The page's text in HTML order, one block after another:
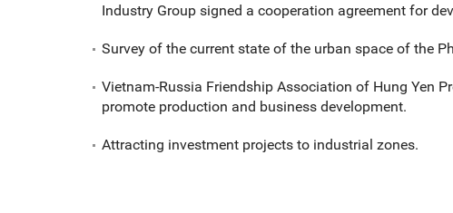
Industry Group signed a cooperation agreement for
Survey of the current state of the urban space of the
Vietnam-Russia Friendship Association of Hung Yen
promote production and business development.
Attracting investment projects to industrial zones.